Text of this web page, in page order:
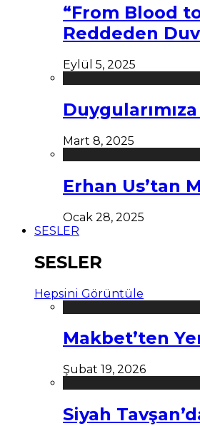
“From Blood
Reddeden
Eylül 5, 2025
Mart 8, 2025
Erhan Us’tan
Ocak 28, 2025
SESLER
SESLER
Hepsini Görüntüle
Makbet’ten
Şubat 19, 2026
Siyah